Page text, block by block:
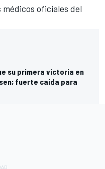
oficiales del
su primera victoria en
fuerte caída para